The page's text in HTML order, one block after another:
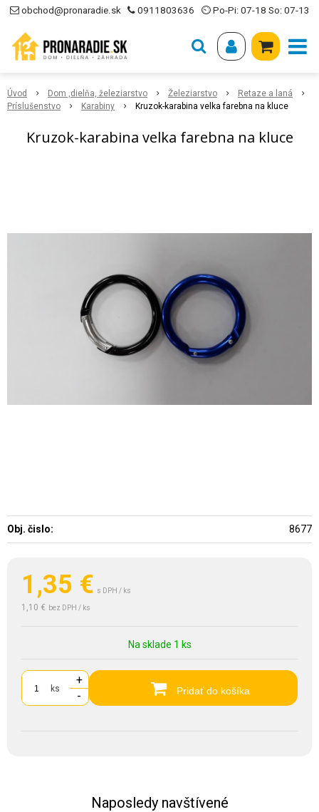
obchod@pronaradie.sk 0911803636 ⏲ Po-Pi: 07-18 So: 07-13
Úvod Dom ,dielňa, železiarstvo Železiarstvo
Retaze a laná
Príslušenstvo
Karabiny Kruzok-karabina velka farebna na kluce
Kruzok-karabina velka farebna na kluce
1,35 € s DPH / ks
1,10 € bez DPH / ks
Na sklade 1 ks
ks
+
-
Pridať do košíka
Obj. čislo: 8677
Naposledy navštívené